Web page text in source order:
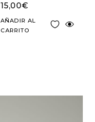
15,00€
AÑADIR AL
CARRITO